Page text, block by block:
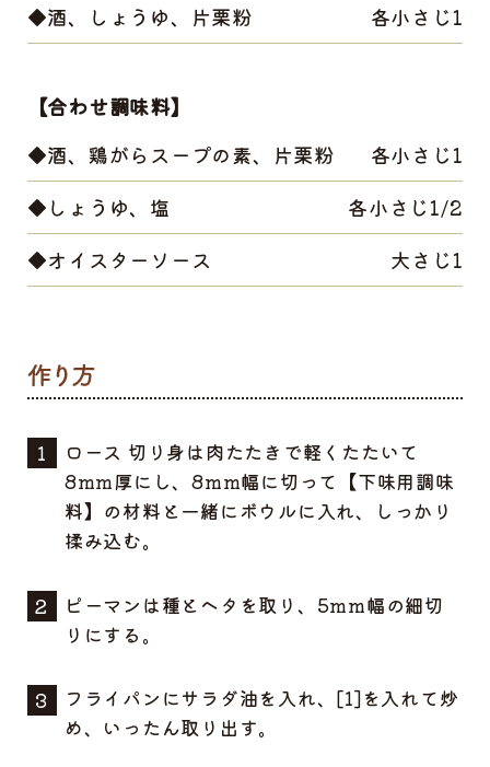
◆酒、しょうゆ、片栗粉
各小さじ1
【合わせ調味料】
◆酒、鶏がらスープの素、片栗粉
各小さじ1
◆しょうゆ、塩
各小さじ1/2
◆オイスターソース
大さじ1
ロース 切り身は肉たたきで軽くたたいて
8mm厚にし、8mm幅に切って【下味用調味
料】の材料と一緒にボウルに入れ、しっかり
揉み込む。
ピーマンは種とヘタを取り、5mm幅の細切
りにする。
フライパンにサラダ油を入れ、[1]を入れて炒
め、いったん取り出す。